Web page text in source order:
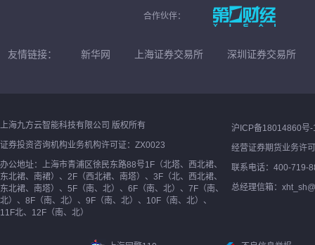
合作伙伴：
友情链接： 新华网 上海证券交易所 深圳证券交易所
上海九方云智能科技有限公司 版权所有
证券投资咨询机构业务机构许可证：ZX0023
办公地址：上海市青浦区徐民东路88号1F（北塔、西北裙、
东北裙、南裙）、2F（西北裙、南塔）、3F（北、西北裙、
东北裙、南塔）、5F（南、北）、6F（南、北）、7F（南、
北）、8F（南、北）、9F（南、北）、10F（南、北）、
11F北、12F（南、北）
沪ICP备18014860号-
经营证券期货业务许
联系电话：400-719-
总经理信箱：